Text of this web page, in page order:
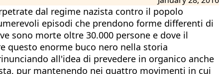
dal regime nazista contro il popolo
episodi che prendono forme differenti di
sono morte oltre 30.000 persone e dove il
questo enorme buco nero nella storia
all'idea di prevedere in organico anche
pur mantenendo nei quattro movimenti in cui